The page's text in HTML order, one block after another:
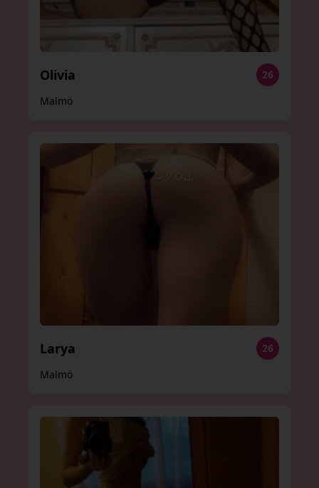
Olivia
26
Malmö
Larya
26
Malmö